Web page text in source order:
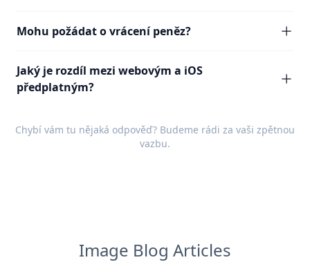
Mohu požádat o vrácení peněz?
Jaký je rozdíl mezi webovým a iOS
předplatným?
Chybí vám tu nějaká odpověď? Budeme rádi za vaši zpětnou
vazbu.
Image Blog Articles